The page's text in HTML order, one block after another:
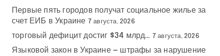
Первые пять городов получат социальное жилье за
счет ЕИБ в Украине 7 августа, 2026
торговый дефицит достиг $34 млрд… 7 августа, 2026
Языковой закон в Украине — штрафы за нарушение